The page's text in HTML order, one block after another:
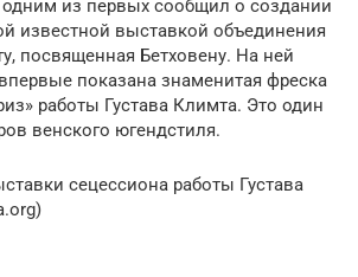
из первых сообщил о создании
известной выставкой объединения
посвященная Бетховену. На ней
показана знаменитая фреска
работы Густава Климта. Это один
венского югендстиля.
сецессиона работы Густава